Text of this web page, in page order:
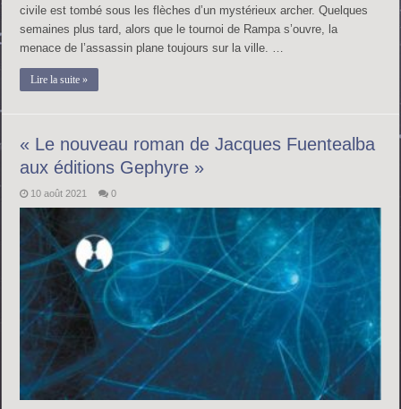
civile est tombé sous les flèches d’un mystérieux archer. Quelques
semaines plus tard, alors que le tournoi de Rampa s’ouvre, la
menace de l’assassin plane toujours sur la ville. …
Lire la suite »
« Le nouveau roman de Jacques Fuentealba
aux éditions Gephyre »
10 août 2021 0